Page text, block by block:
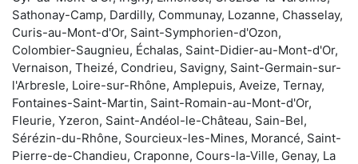
Sathonay-Camp, Dardilly, Communay, Lozanne, Chasselay,
Curis-au-Mont-d'Or, Saint-Symphorien-d'Ozon,
Colombier-Saugnieu, Échalas, Saint-Didier-au-Mont-d'Or,
Vernaison, Theizé, Condrieu, Savigny, Saint-Germain-sur-
l'Arbresle, Loire-sur-Rhône, Amplepuis, Aveize, Ternay,
Fontaines-Saint-Martin, Saint-Romain-au-Mont-d'Or,
Fleurie, Yzeron, Saint-Andéol-le-Château, Sain-Bel,
Sérézin-du-Rhône, Sourcieux-les-Mines, Morancé, Saint-
Pierre-de-Chandieu, Craponne, Cours-la-Ville, Genay, La